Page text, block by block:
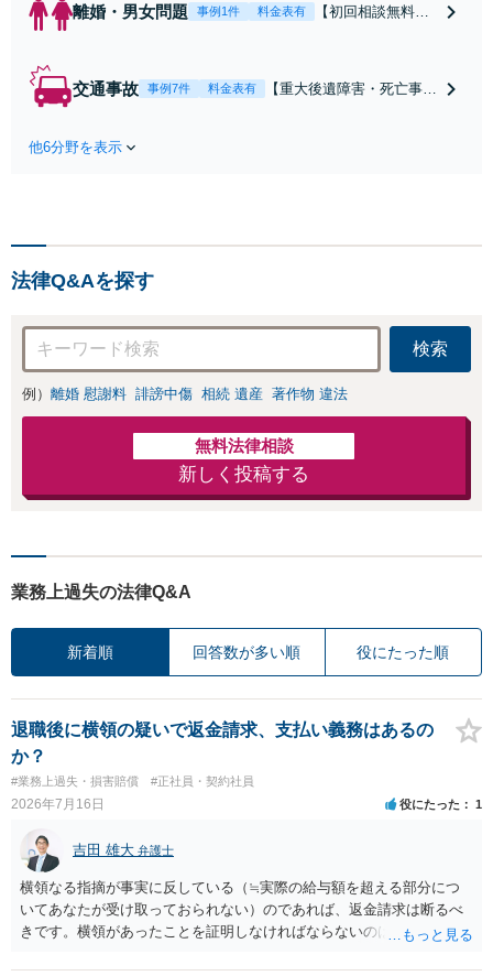
離婚・男女問題 事例1件 料金表有
【初回相談無料】
条件で離婚ができ
交通事故 事例7件 料金表有
【重大後遺障害・死亡事案
応・納得できる解決を」
他6分野を表示
法律Q&Aを探す
検索
例） 離婚 慰謝料 誹謗中傷 相続 遺産 著作物 違法
無料法律相談
新しく投稿する
業務上過失の法律Q&A
新着順 回答数が多い順 役にたった順
退職後に横領の疑いで返金請求、支払い義務はあるの
か？
#業務上過失・損害賠償 #正社員・契約社員
2026年7月16日 役にたった 1
吉田 雄大 弁護士
横領なる指摘が事実に反している（≒実際の給与額を超える部分につ
いてあなたが受け取っておられない）のであれば、返金請求は断るべ
きです。横領があったことを証明しなければならないのは会社側なの